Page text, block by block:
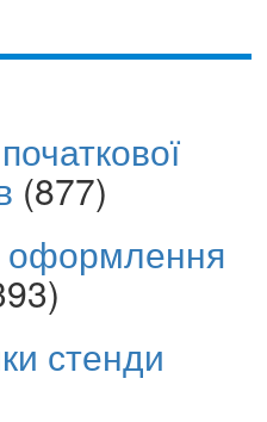
(877)
оформлення
стенди